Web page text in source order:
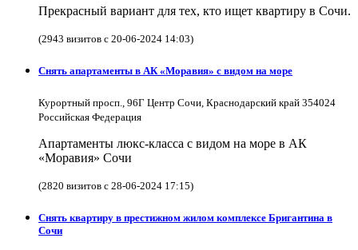
Прекрасный вариант для тех, кто ищет квартиру в Сочи.
(2943 визитов с 20-06-2024 14:03)
Снять апартаменты в АК «Моравия» с видом на море
Курортный просп., 96Г Центр Сочи, Краснодарский край 354024
Российская Федерация
Апартаменты люкс-класса с видом на море в АК
«Моравия» Сочи
(2820 визитов с 28-06-2024 17:15)
Снять квартиру в престижном жилом комплексе Бригантина в
Сочи